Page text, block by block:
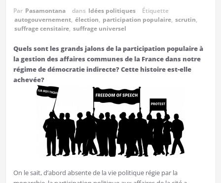
Par Pasamontana dans Idées politiques
Étiquette
autogouvernement, élection, participation populaire, scrutin,
suffrage censitaire, suffrage universel
Quels sont les grands jalons de la participation populaire à
la gestion des affaires communes de la France dans notre
régime de démocratie indirecte? Cette histoire est-elle
achevée?
On le sait, d’abord absente de la vie politique régie par la